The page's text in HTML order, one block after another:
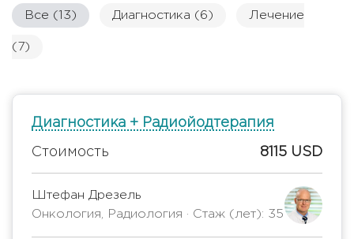
Все (13) Диагностика (6) Лечение
(7)
Диагностика + Радиойодтерапия
Стоимость 8115 USD
Штефан Дрезель
Онкология, Радиология · Стаж (лет): 35